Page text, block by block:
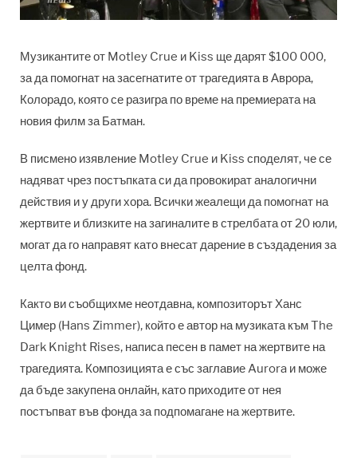
Музикантите от Motley Crue и Kiss ще дарят $100 000,
за да помогнат на засегнатите от трагедията в Аврора,
Колорадо, която се разигра по време на премиерата на
новия филм за Батман.
В писмено изявление Motley Crue и Kiss споделят, че се
надяват чрез постъпката си да провокират аналогични
действия и у други хора. Всички жеалещи да помогнат на
жертвите и близките на загиналите в стрелбата от 20 юли,
могат да го направят като внесат дарение в създадения за
целта фонд.
Както ви съобщихме неотдавна, композиторът Ханс
Цимер (Hans Zimmer), който е автор на музиката към The
Dark Knight Rises, написа песен в памет на жертвите на
трагедията. Композицията е със заглавие Aurora и може
да бъде закупена онлайн, като приходите от нея
постъпват във фонда за подпомагане на жертвите.